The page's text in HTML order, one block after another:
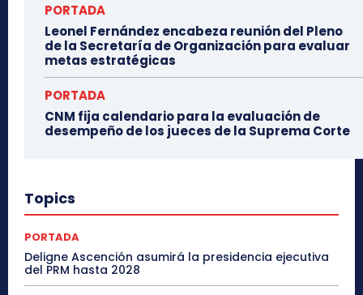
PORTADA
Leonel Fernández encabeza reunión del Pleno
de la Secretaría de Organización para evaluar
metas estratégicas
PORTADA
CNM fija calendario para la evaluación de
desempeño de los jueces de la Suprema Corte
Topics
PORTADA
Deligne Ascención asumirá la presidencia ejecutiva
del PRM hasta 2028